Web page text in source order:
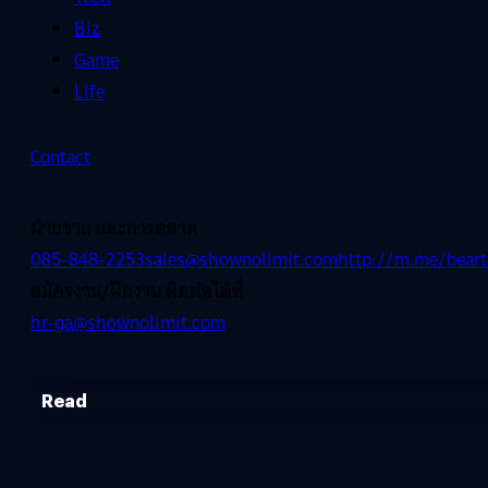
Biz
Game
Life
Contact
ฝ่ายขาย และการตลาด
085-848-2253sales@shownolimit.comhttp://m.me/
สมัครงาน/ฝึกงาน ติดต่อได้ที่
hr-ga@shownolimit.com
Read